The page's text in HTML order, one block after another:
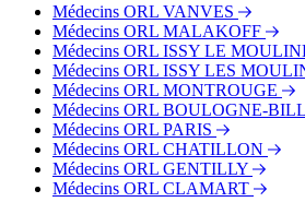
Bus - Miollis
Métro - Vaugirard
Médecins ORL VANVES
Médecins ORL MALAKOFF
Médecins ORL ISSY LE
Médecins ORL ISSY LES
Médecins ORL MONTROUGE
Médecins ORL BOULOGNE-
Médecins ORL PARIS
Médecins ORL CHATILLON
Médecins ORL GENTILLY
Médecins ORL CLAMART